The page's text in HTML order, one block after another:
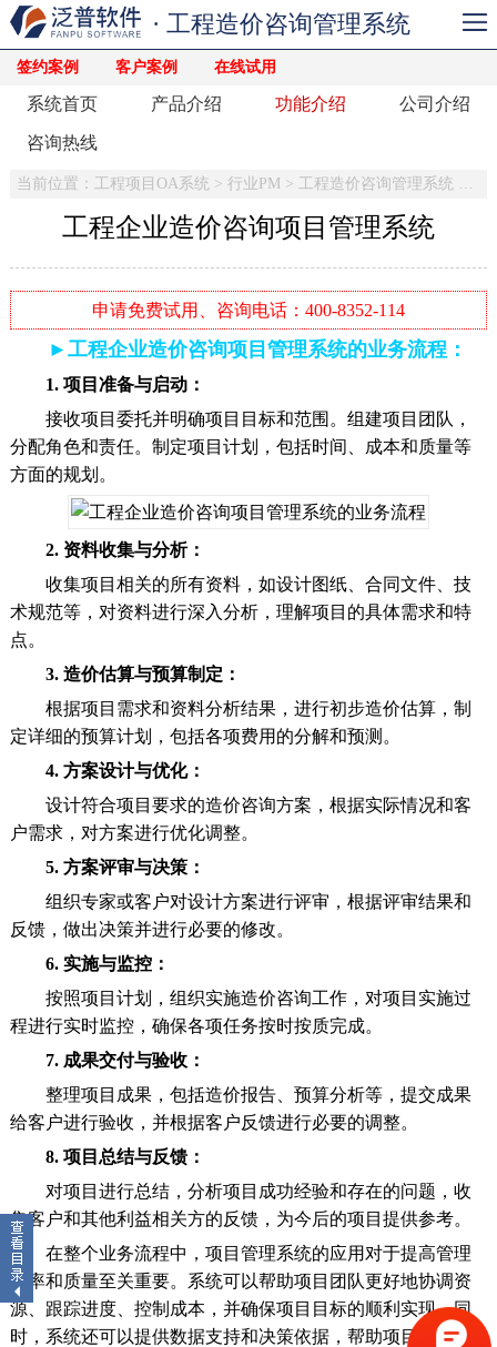
签约案例 客户案例 在线试用
· 工程造价咨询管理系统
系统首页 产品介绍 功能介绍 公司介绍
咨询热线
当前位置： 工程项目OA系统 > 行业PM> 工程造价咨询管理系统
工程企业造价咨询项目管理系统
申请免费试用、咨询电话：400-8352-114
►工程企业造价咨询项目管理系统的业务流程：
1. 项目准备与启动：
接收项目委托并明确项目目标和范围。组建项目团队，
分配角色和责任。制定项目计划，包括时间、成本和质量等
方面的规划。
2. 资料收集与分析：
收集项目相关的所有资料，如设计图纸、合同文件、技
术规范等，对资料进行深入分析，理解项目的具体需求和特
点。
3. 造价估算与预算制定：
根据项目需求和资料分析结果，进行初步造价估算，制
定详细的预算计划，包括各项费用的分解和预测。
4. 方案设计与优化：
设计符合项目要求的造价咨询方案，根据实际情况和客
户需求，对方案进行优化调整。
5. 方案评审与决策：
组织专家或客户对设计方案进行评审，根据评审结果和
反馈，做出决策并进行必要的修改。
6. 实施与监控：
按照项目计划，组织实施造价咨询工作，对项目实施过
程进行实时监控，确保各项任务按时按质完成。
7. 成果交付与验收：
整理项目成果，包括造价报告、预算分析等，提交成果
给客户进行验收，并根据客户反馈进行必要的调整。
8. 项目总结与反馈：
对项目进行总结，分析项目成功经验和存在的问题，收
集客户和其他利益相关方的反馈，为今后的项目提供参考。
在整个业务流程中，项目管理系统的应用对于提高管理
效率和质量至关重要。系统可以帮助项目团队更好地协调资
源、跟踪进度、控制成本，并确保项目目标的顺利实现。同
时，系统还可以提供数据支持和决策依据，帮助项目团队做